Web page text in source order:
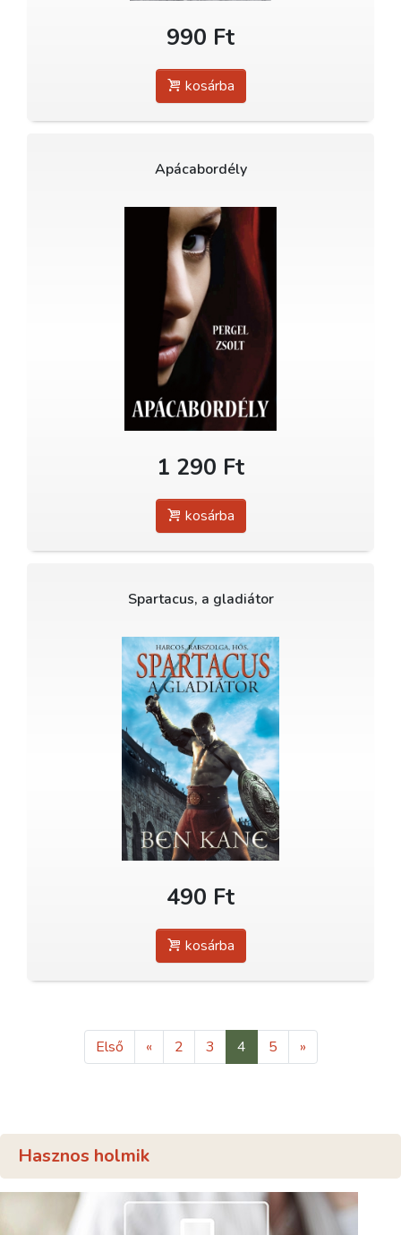
990 Ft
kosárba
Apácabordély
1 290 Ft
kosárba
Spartacus, a gladiátor
490 Ft
kosárba
Első « 2 3 4 5 »
Hasznos holmik